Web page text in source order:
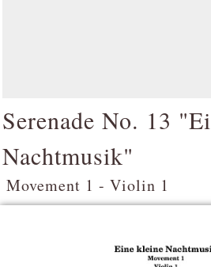
Serenade No. 13
Nachtmusik"
Movement 1 - Violin 1